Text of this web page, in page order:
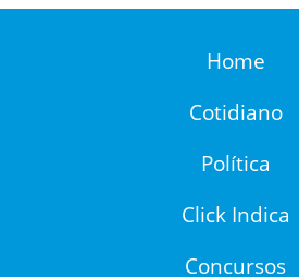
Home
Cotidiano
Política
Click Indica
Concursos